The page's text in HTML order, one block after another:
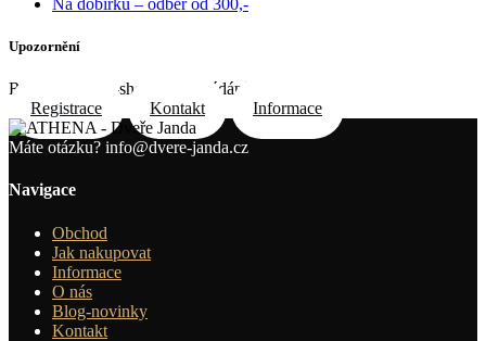
Upozornění
Registrace do e-shopu na požádání e-mailem
Registrace
Kontakt Informace
Máte otázku? info@dvere-janda.cz
Navigace
Obchod
Jak nakupovat
Informace
O nás
Blog-novinky
Kontakt